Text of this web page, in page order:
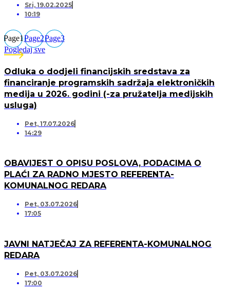
Sri, 19.02.2025
10:19
Page1Page2Page3
Pogledaj sve
Odluka o dodjeli financijskih sredstava za
financiranje programskih sadržaja elektroničkih
medija u 2026. godini (-za pružatelja medijskih
usluga)
Pet, 17.07.2026
14:29
OBAVIJEST O OPISU POSLOVA, PODACIMA O
PLAĆI ZA RADNO MJESTO REFERENTA-
KOMUNALNOG REDARA
Pet, 03.07.2026
17:05
JAVNI NATJEČAJ ZA REFERENTA-KOMUNALNOG
REDARA
Pet, 03.07.2026
17:00